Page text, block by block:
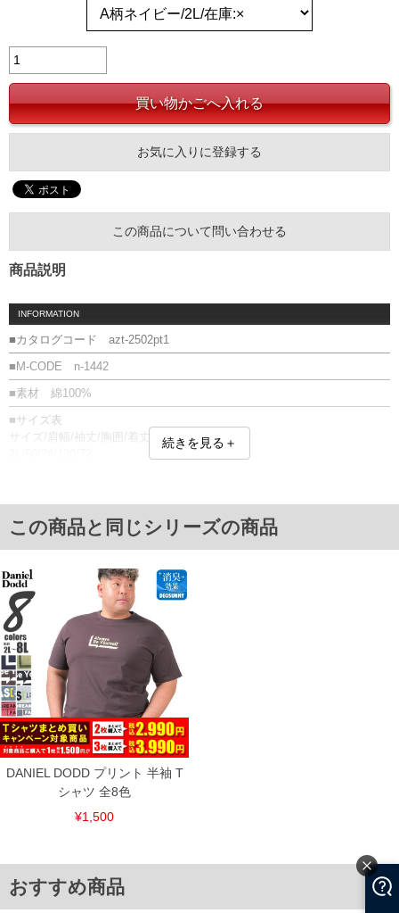
お気に入りに登録する
この商品について問い合わせる
商品説明
INFORMATION
■カタログコード azt-2502pt1
■M-CODE n-1442
■素材 綿100%
■サイズ表
サイズ/肩幅/袖丈/胸囲/着丈
5L/56/27/138/78
6L/58/28/144/80
8L/62/30/156/84
※【返品交換について】
返品交換希望の方は、商品到着後1週間以内にご連絡ください。
下着(肌着)やワイシャツは商品の性質上、返品交換不可とさせて頂いております。予め
ご了承くださいませ。
※【ボトムの裾上げをご希望の場合】
裾上げ料金は500円+税となります。
備考欄に股下●cmとご記入下さい。（裾上げ無料対象商品は1本につき税込6,000円以
上の品が対象。1本5,999円以下の商品は有料（500円+税）となります。）
出荷まで約1週間～20日間程お時間を頂く場合がございます。
尚、裾上げした商品は返品・交換不可となりますので、予めご了承下さい。
一部、お直しに対応出来ない商品がございます。(例：裾にファスナーや調節ひもが付
いている、極端なデザインが施されている等)
※商品によって若干のサイズの誤差がございます。また、お客様がご使用の環境（コ
ンピュータ画面）によって、商品の色味が若干異なる場合がございます。予めご了承
※当店での掲載商品は、実店鋪と在庫を共用しておりますので店頭での売り違い、店
ITEM INTRODUCTION
続きを見る＋
この商品と同じシリーズの商品
DANIEL DODD プリント 半袖 T
シャツ 全8色
¥1,500
おすすめ商品